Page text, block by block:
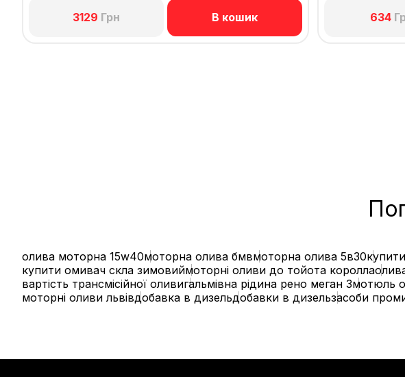
3129 Грн В кошик 634
олива моторна 15w40моторна олива бмвмоторна олива 5в30
купити омивач скла зимовиймоторні оливи до тойота королла
вартість трансмісійної оливигальмівна рідина рено меган 3мотюль
моторні оливи львівдобавка в дизельдобавки в дизельзасоби